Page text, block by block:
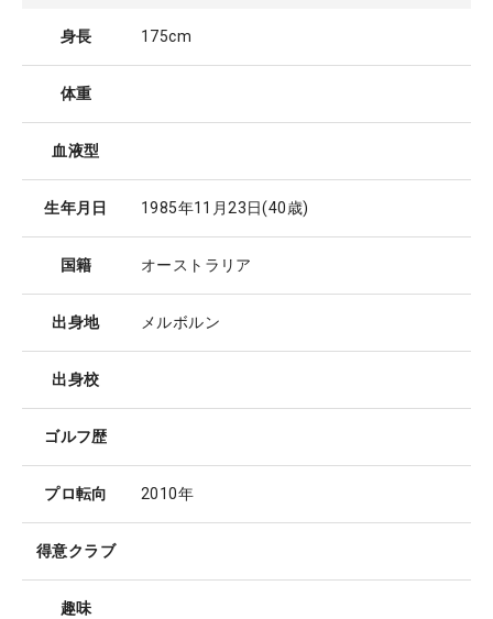
身長 175cm
体重
血液型
生年月日 1985年11月23日(40歳)
国籍 オーストラリア
出身地 メルボルン
出身校
ゴルフ歴
プロ転向 2010年
得意クラブ
趣味